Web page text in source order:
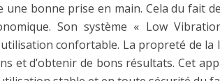
bonne prise en main. Cela du fait
Son système « Low
confortable. La propreté de
et d’obtenir de bons résultats. Cet